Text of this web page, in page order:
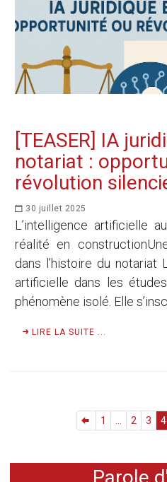
[TEASER] IA
notariat :
révolution
30 juillet 2025
L’intelligence artificielle
réalité en
dans l’histoire du notariat
artificielle dans les
phénomène isolé. Elle
LIRE LA SUITE ...
1 2 3 4